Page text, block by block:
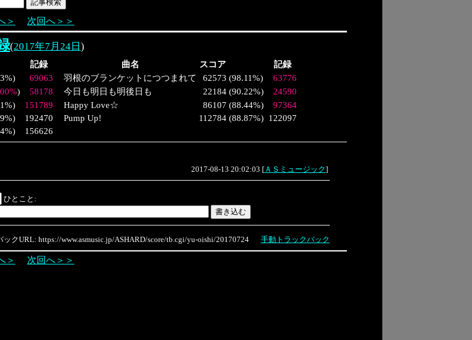
＞ 次回へ＞＞
(2017年7月24日 )
記録 曲名 スコア
記録
) 69063 羽根のブランケットにつつまれて 62573 (98.11%)
63776
) 58178 今日も明日も明後日も 22184 (90.22%)
24590
) 151789 Happy Love☆ 86107 (88.44%)
97364
) 192470 Pump Up! 112784 (88.87%) 122097
) 156626
2017-08-13 20:02:03 [ＡＳミュージック]
ひとこと:
クURL: https://www.asmusic.jp/ASHARD/score/tb.cgi/yu-oishi/20170724 手動トラックバック
＞ 次回へ＞＞